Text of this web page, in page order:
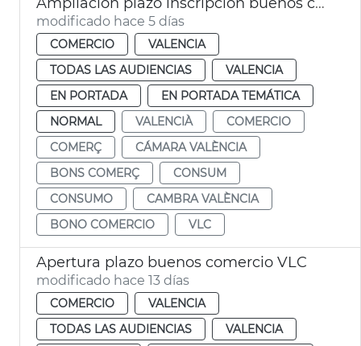
modificado hace 5 días
COMERCIO
VALENCIA
TODAS LAS AUDIENCIAS
VALENCIA
EN PORTADA
EN PORTADA TEMÁTICA
NORMAL
VALENCIÀ
COMERCIO
COMERÇ
CÁMARA VALÈNCIA
BONS COMERÇ
CONSUM
CONSUMO
CAMBRA VALÈNCIA
BONO COMERCIO
VLC
Apertura plazo buenos comercio VLC
modificado hace 13 días
COMERCIO
VALENCIA
TODAS LAS AUDIENCIAS
VALENCIA